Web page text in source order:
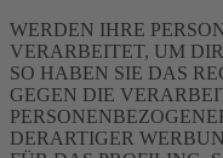
WERDEN IHRE
VERARBEITET, UM
SO HABEN SIE DAS
GEGEN DIE
DERARTIGER